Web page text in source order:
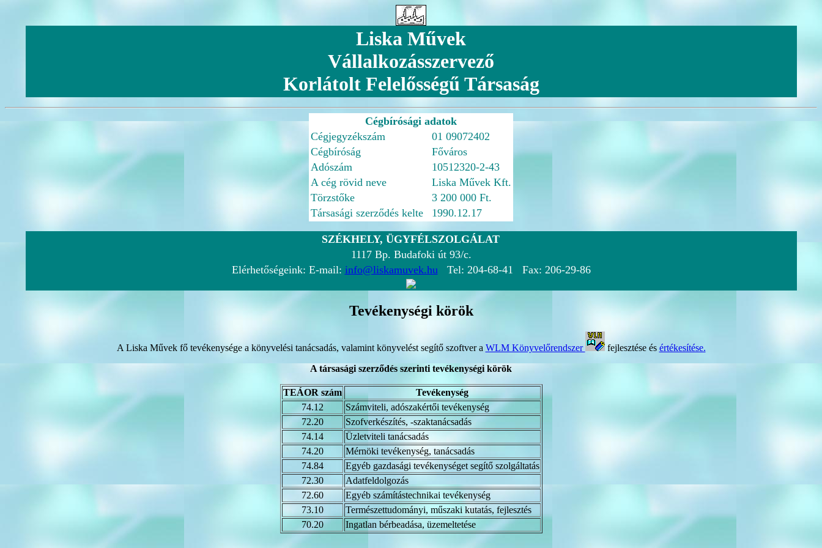
Liska Művek
Vállalkozásszervező
Korlátolt Felelősségű Társaság
Cégbírósági adatok
Cégjegyzékszám
01 09072402
Cégbíróság
Főváros
Adószám
10512320-2-43
A cég rövid neve
Liska Művek Kft.
Törzstőke
3 200 000 Ft.
Társasági szerződés kelte
1990.12.17
SZÉKHELY, ÜGYFÉLSZOLGÁLAT
1117 Bp. Budafoki út 93/c.
Elérhetőségeink: E-mail: info@liskamuvek.huTel: 204-68-41 Fax: 206-29-86
Tevékenységi körök
A Liska Művek fő tevékenysége a könyvelési tanácsadás, valamint könyvelést segítő szoftver a WLM Könyvelőrendszer fejlesztése és értékesítése.
A társasági szerződés szerinti tevékenységi körök
TEÁOR szám
Tevékenység
74.12
Számviteli, adószakértői tevékenység
72.20
Szofverkészítés, -szaktanácsadás
74.14
Üzletviteli tanácsadás
74.20
Mérnöki tevékenység, tanácsadás
74.84
Egyéb gazdasági tevékenységet segítő szolgáltatás
72.30
Adatfeldolgozás
72.60
Egyéb számítástechnikai tevékenység
73.10
Természettudományi, műszaki kutatás, fejlesztés
70.20
Ingatlan bérbeadása, üzemeltetése